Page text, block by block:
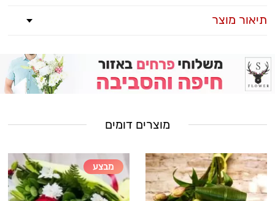
תיאור מוצר
מוצרים דומים
מבצע